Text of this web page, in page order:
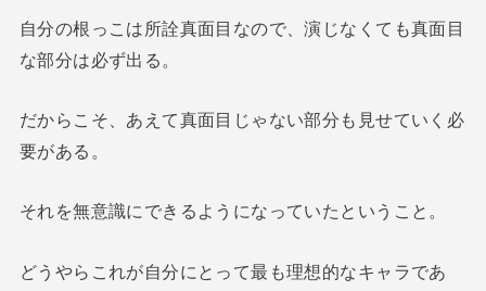
自分の根っこは所詮真面目なので、演じなくても真面目
な部分は必ず出る。
だからこそ、あえて真面目じゃない部分も見せていく必
要がある。
それを無意識にできるようになっていたということ。
どうやらこれが自分にとって最も理想的なキャラであ